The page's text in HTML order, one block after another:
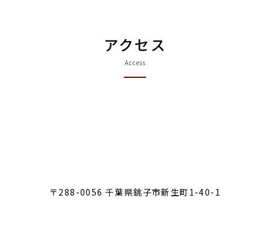
アクセス
Access
〒288-0056 千葉県銚子市新生町1-40-1